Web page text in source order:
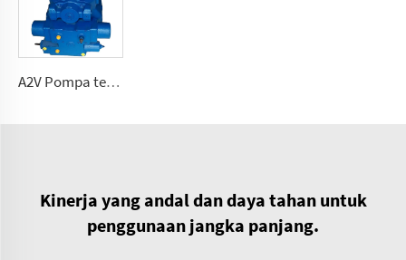
A2V Pompa tekanan tinggi dengan kapasitas variabel 250, 355, 500, 1000
Kinerja yang andal dan daya tahan untuk
penggunaan jangka panjang.